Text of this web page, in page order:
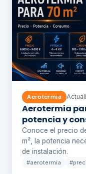
Aerotermia
Aerotermia
potencia y
Conoce el precio
m², la potencia
de instalación.
#aerotermia